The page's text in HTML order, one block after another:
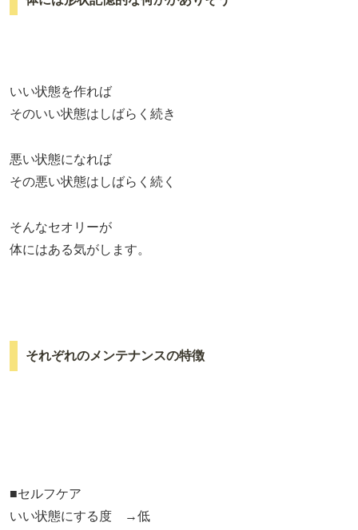
いい状態を作れば
そのいい状態はしばらく続き
悪い状態になれば
その悪い状態はしばらく続く
そんなセオリーが
体にはある気がします。
それぞれのメンテナンスの特徴
■セルフケア
いい状態にする度 →低